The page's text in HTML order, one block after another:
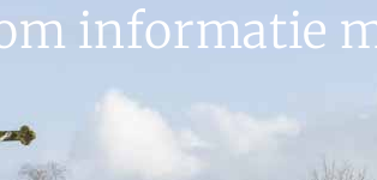
informatie